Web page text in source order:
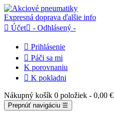
Expresná doprava ďalšie info
 Účet - Odhlásený -
 Prihlásenie
 Páči sa mi
K porovnaniu
 K pokladni
Nákupný košík 0 položiek - 0,00 €
Prepnúť navigáciu ☰